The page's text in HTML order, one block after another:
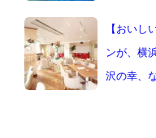
【おい
ンが、横
沢の幸、